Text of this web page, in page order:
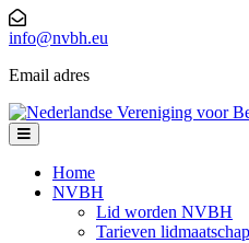
Skip
to
info@nvbh.eu
Email adres
Open
Menu
Home
NVBH
Lid worden NVBH
Tarieven lidmaatschap